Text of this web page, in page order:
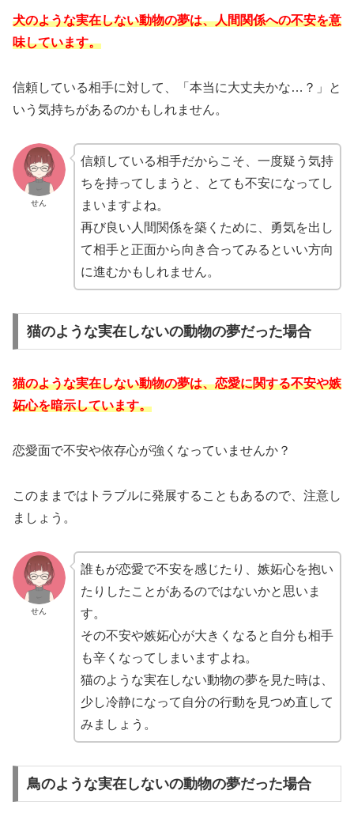
犬のような実在しない動物の夢は、人間関係への不安を意
味しています。
信頼している相手に対して、「本当に大丈夫かな…？」と
いう気持ちがあるのかもしれません。
せん
信頼している相手だからこそ、一度疑う気持
ちを持ってしまうと、とても不安になってし
まいますよね。
再び良い人間関係を築くために、勇気を出し
て相手と正面から向き合ってみるといい方向
に進むかもしれません。
猫のような実在しないの動物の夢だった場合
猫のような実在しない動物の夢は、恋愛に関する不安や嫉
妬心を暗示しています。
恋愛面で不安や依存心が強くなっていませんか？
このままではトラブルに発展することもあるので、注意し
ましょう。
せん
誰もが恋愛で不安を感じたり、嫉妬心を抱い
たりしたことがあるのではないかと思いま
す。
その不安や嫉妬心が大きくなると自分も相手
も辛くなってしまいますよね。
猫のような実在しない動物の夢を見た時は、
少し冷静になって自分の行動を見つめ直して
みましょう。
鳥のような実在しないの動物の夢だった場合